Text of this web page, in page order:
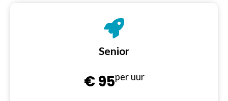
Senior
€ 95per uur